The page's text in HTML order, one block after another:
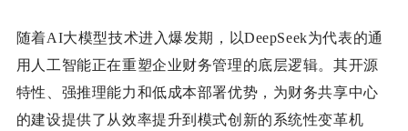
随着AI大模型技术进入爆发期，以DeepSeek为代表的通
用人工智能正在重塑企业财务管理的底层逻辑。其开源
特性、强推理能力和低成本部署优势，为财务共享中心
的建设提供了从效率提升到模式创新的系统性变革机